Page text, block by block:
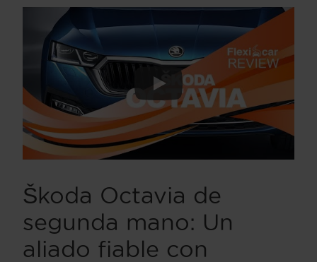
Škoda Octavia de
segunda mano: Un
aliado fiable con